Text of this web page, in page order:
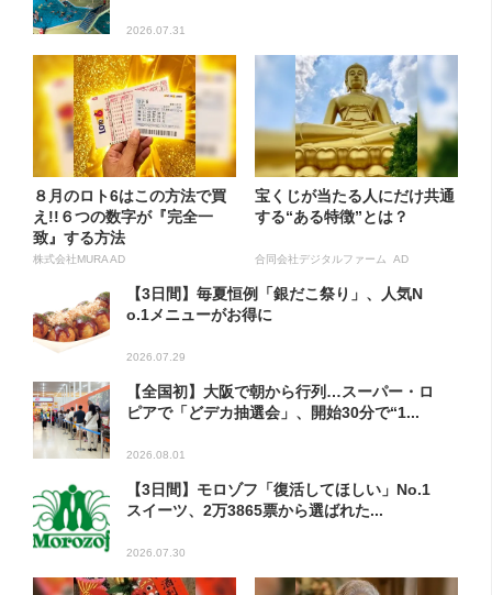
2026.07.31
８月のロト6はこの方法で買
え!!６つの数字が『完全一
致』する方法
株式会社MURA AD
宝くじが当たる人にだけ共通
する“ある特徴”とは？
合同会社デジタルファーム AD
【3日間】毎夏恒例「銀だこ祭り」、人気N
o.1メニューがお得に
2026.07.29
【全国初】大阪で朝から行列…スーパー・ロ
ピアで「どデカ抽選会」、開始30分で“1...
2026.08.01
【3日間】モロゾフ「復活してほしい」No.1
スイーツ、2万3865票から選ばれた...
2026.07.30